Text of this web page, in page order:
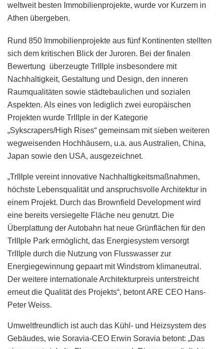
weltweit besten Immobilienprojekte, wurde vor Kurzem in
Athen übergeben.
Rund 850 Immobilienprojekte aus fünf Kontinenten stellten
sich dem kritischen Blick der Juroren. Bei der finalen
Bewertung überzeugte TrIIIple insbesondere mit
Nachhaltigkeit, Gestaltung und Design, den inneren
Raumqualitäten sowie städtebaulichen und sozialen
Aspekten. Als eines von lediglich zwei europäischen
Projekten wurde TrIIIple in der Kategorie
„Sykscrapers/High Rises“ gemeinsam mit sieben weiteren
wegweisenden Hochhäusern, u.a. aus Australien, China,
Japan sowie den USA, ausgezeichnet.
„TrIIIple vereint innovative Nachhaltigkeitsmaßnahmen,
höchste Lebensqualität und anspruchsvolle Architektur in
einem Projekt. Durch das Brownfield Development wird
eine bereits versiegelte Fläche neu genutzt. Die
Überplattung der Autobahn hat neue Grünflächen für den
TrIIIple Park ermöglicht, das Energiesystem versorgt
TrIIIple durch die Nutzung von Flusswasser zur
Energiegewinnung gepaart mit Windstrom klimaneutral.
Der weitere internationale Architekturpreis unterstreicht
erneut die Qualität des Projekts“, betont ARE CEO Hans-
Peter Weiss.
Umweltfreundlich ist auch das Kühl- und Heizsystem des
Gebäudes, wie Soravia-CEO Erwin Soravia betont: „Das